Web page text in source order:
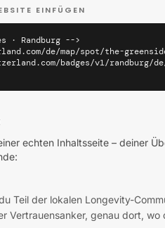
EINFÜGEN
· Randburg -->
de/map/spot/the-
badges/v1/randburg/
echten Inhaltsseite – deiner
Teil der lokalen Longevity-
Vertrauensanker, genau dort,